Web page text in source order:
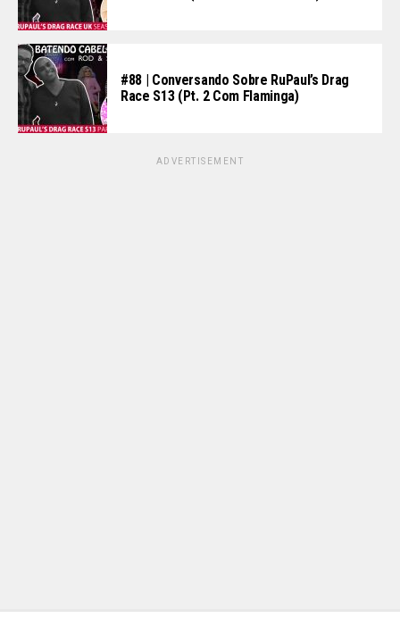
#88 | Conversando Sobre RuPaul’s Drag
Race S13 (pt. 2 Com Flaminga)
ADVERTISEMENT